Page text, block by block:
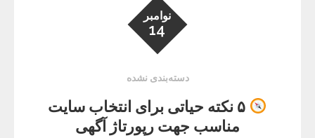
نوامبر
14
دسته‌بندی نشده
۵ نکته حیاتی برای انتخاب سایت
مناسب جهت رپورتاژ آگهی